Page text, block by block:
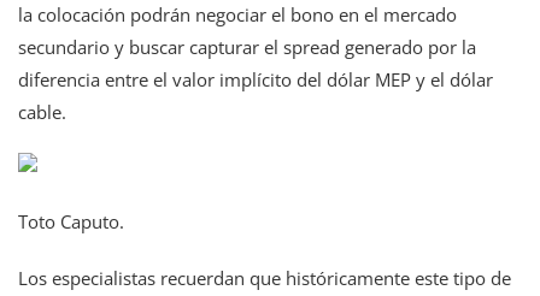
la colocación podrán negociar el bono en el mercado
secundario y buscar capturar el spread generado por la
diferencia entre el valor implícito del dólar MEP y el dólar
cable.
Toto Caputo.
Los especialistas recuerdan que históricamente este tipo de